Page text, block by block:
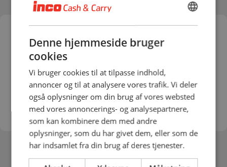
afdeling
Log indfor at få vist produkter
Se flere
kategorier
Denne hjemmeside bruger
cookies
Vi bruger cookies til at tilpasse indhold,
annoncer og til at analysere vores trafik. Vi deler
også oplysninger om din brug af vores websted
med vores annoncerings- og analysepartnere,
som kan kombinere dem med andre
oplysninger, som du har givet dem, eller som de
har indsamlet fra din brug af deres tjenester.